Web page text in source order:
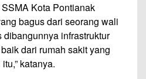
Kota Pontianak
bagus dari seorang wali
dibangunnya infrastruktur
dari rumah sakit yang
katanya.